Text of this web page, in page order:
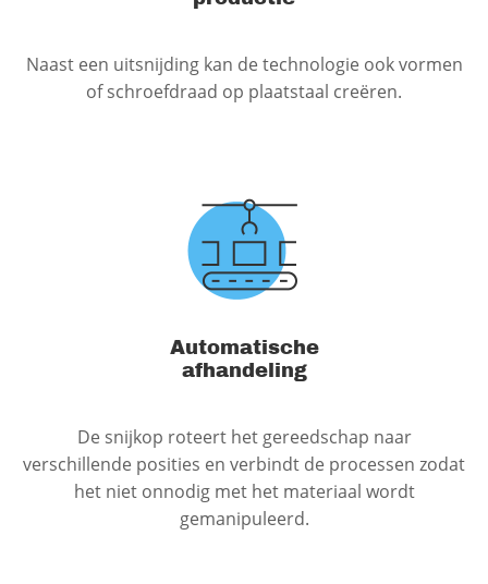
Naast een uitsnijding kan de technologie ook vormen
of schroefdraad op plaatstaal creëren.
Automatische
afhandeling
De snijkop roteert het gereedschap naar
verschillende posities en verbindt de processen zodat
het niet onnodig met het materiaal wordt
gemanipuleerd.